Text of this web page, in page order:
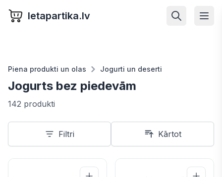
letapartika.lv
Piena produkti un olas Jogurti un deserti
Jogurts bez piedevām
142 produkti
Filtri Kārtot